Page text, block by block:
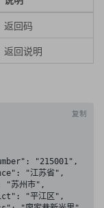
返回码
返回说明
复制